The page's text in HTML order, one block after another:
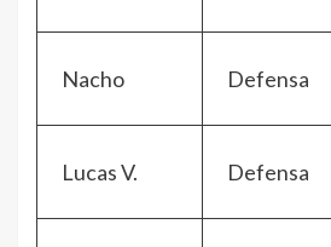
Nacho Defensa
Lucas V. Defensa